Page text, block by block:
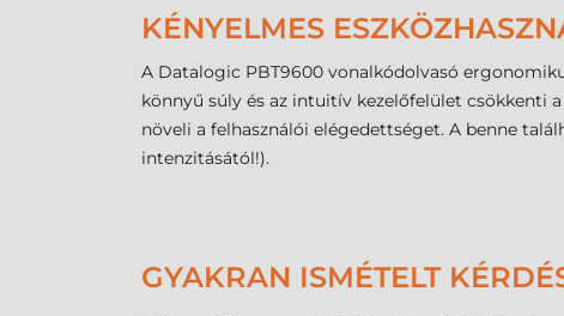
KÉNYELMES
A Datalogic PBT9600 vonalkódolvasó
könnyű súly és az intuitív kezelőfelület csökkenti
növeli a felhasználói elégedettséget. A benne
intenzitásától!).
GYAKRAN ISMÉTELT